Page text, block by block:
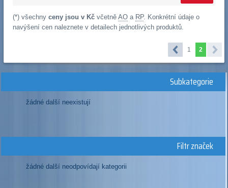
(*) všechny ceny jsou v Kčvčetně AOa RP. Konkrétní údaje o
navýšení cen naleznete v detailech jednotlivých produktů.
1 2
Subkategorie
žádné další neexistují
Filtr značek
žádné další neodpovídají kategorii